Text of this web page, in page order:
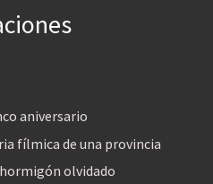
aniversario
fílmica de una provincia
olvidado